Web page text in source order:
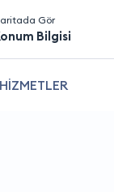
Gör
Bilgisi
HİZMETLER